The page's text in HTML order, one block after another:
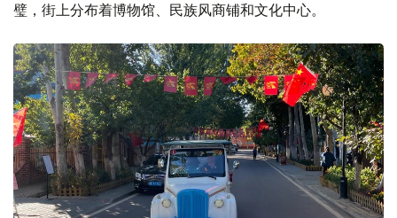
璧，街上分布着博物馆、民族风商铺和文化中心。